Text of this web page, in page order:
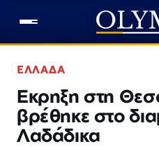
ΕΛΛΑΔΑ
Εκρηξη στη
βρέθηκε στο
Λαδάδικα